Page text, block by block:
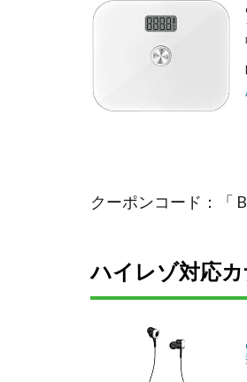
クーポンコード：「
ハイレゾ対応